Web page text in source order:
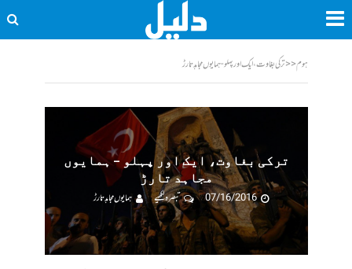
ہوم<<ترکی بغاوت، ایک اور پہلو - ہمایوں مجاہد تارڑ
ترکی بغاوت، ایک اور پہلو – ہمایوں
مجاہد تارڑ
07/16/2016
تبصرہ لکھیے ہمایوں مجاہد تارڑ